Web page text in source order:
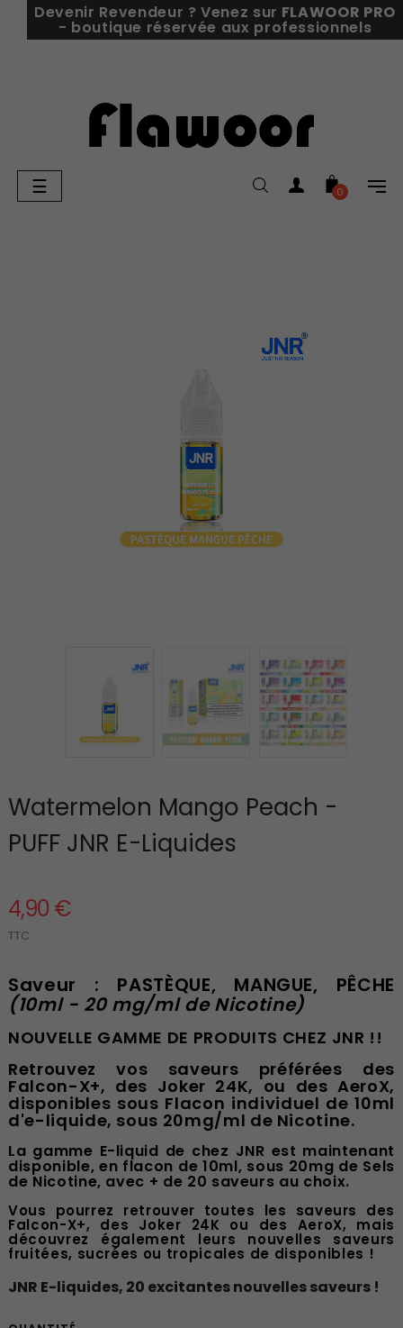
Devenir Revendeur ? Venez sur FLAWOOR PRO
- boutique réservée aux professionnels
Basculer
la
☰ 0
Watermelon Mango Peach -
PUFF JNR E-Liquides
4,90 €
TTC
Saveur : PASTÈQUE, MANGUE, PÊCHE
(10ml - 20 mg/ml de Nicotine)
NOUVELLE GAMME DE PRODUITS CHEZ JNR !!
Retrouvez vos saveurs préférées des
Falcon-X+, des Joker 24K, ou des AeroX,
disponibles sous Flacon individuel de 10ml
d'e-liquide, sous 20mg/ml de Nicotine.
La gamme E-liquid de chez JNR est maintenant
disponible, en flacon de 10ml, sous 20mg de Sels
de Nicotine, avec + de 20 saveurs au choix.
Vous pourrez retrouver toutes les saveurs des
Falcon-X+, des Joker 24K ou des AeroX, mais
découvrez également leurs nouvelles saveurs
fruitées, sucrées ou tropicales de disponibles !
JNR E-liquides, 20 excitantes nouvelles saveurs !